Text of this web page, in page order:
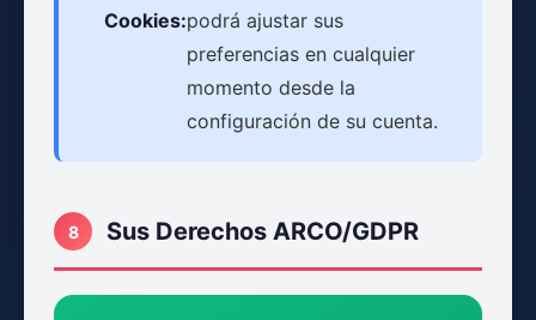
Cookies:podrá ajustar sus
preferencias en cualquier
momento desde la
configuración de su cuenta.
8 Sus Derechos ARCO/GDPR